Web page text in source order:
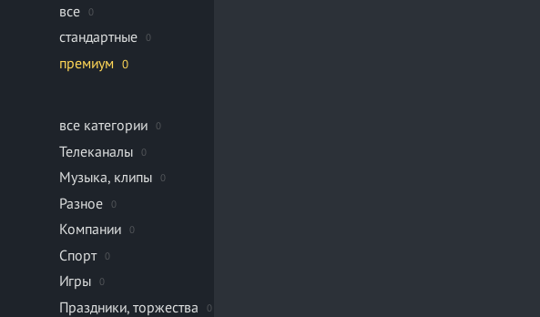
все 0
стандартные 0
премиум 0
все категории 0
Телеканалы 0
Музыка, клипы 0
Разное 0
Компании 0
Спорт 0
Игры 0
Праздники, торжества 0